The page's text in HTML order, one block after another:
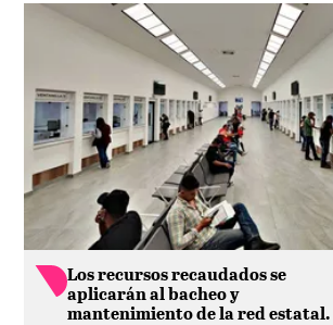
Los recursos recaudados se
aplicarán al bacheo y
mantenimiento de la red estatal.